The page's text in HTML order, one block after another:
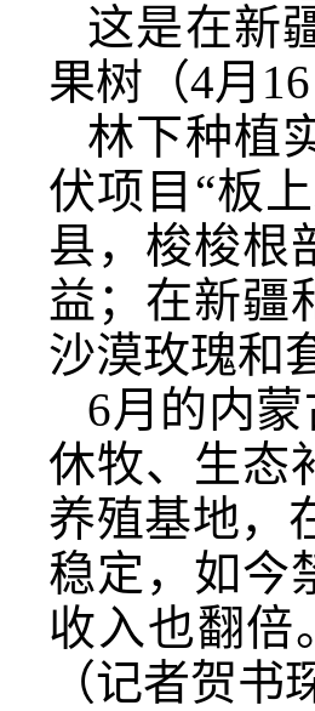
这是在新
果树（4月
林下种植
伏项目“板
县，梭梭根
益；在新疆
沙漠玫瑰和
6月的内
休牧、生态
养殖基地，
稳定，如今
收入也翻倍
（记者贺